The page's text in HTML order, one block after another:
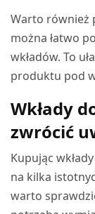
Warto również
można łatwo
wkładów. To
produktu pod
Wkłady
zwrócić
Kupując
na kilka
warto